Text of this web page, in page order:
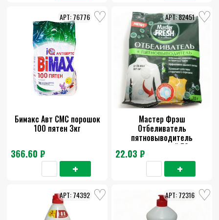
Бимакс Авт СМС порошок
100 пятен 3кг
366.60 ₽
76776
Мастер Фрэш
Отбеливатель
пятновыводитель
кислородный 70г
22.03 ₽
82451
74392 72316